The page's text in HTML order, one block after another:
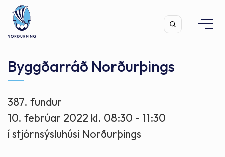
Leita
Byggðarráð Norðurþings
387. fundur
10. febrúar 2022 kl. 08:30 - 11:30
í stjórnsýsluhúsi Norðurþings